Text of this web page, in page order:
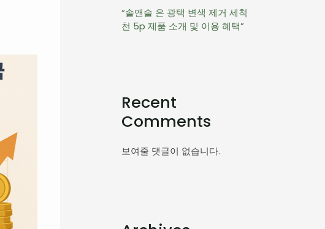
“솔앤솔 은 광택 변색 제거 세척
천 5p 제품 소개 및 이용 혜택”
Recent
Comments
보여줄 댓글이 없습니다.